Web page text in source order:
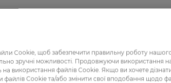
1
Cookie, щоб забезпечити правильну роботу
зручні можливості. Продовжуючи використання
на використання файлів Cookie. Якщо ви хочете
Cookie та/або змінити свої вподобання щодо